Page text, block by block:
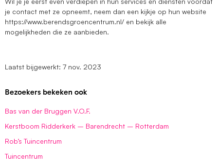
je contact met ze opneemt, neem dan een kijkje op hun website
https://www.berendsgroencentrum.nl/ en bekijk alle
mogelijkheden die ze aanbieden.
Laatst bijgewerkt: 7 nov. 2023
Bezoekers bekeken ook
Bas van der Bruggen V.O.F.
Kerstboom Ridderkerk – Barendrecht – Rotterdam
Rob’s Tuincentrum
Tuincentrum